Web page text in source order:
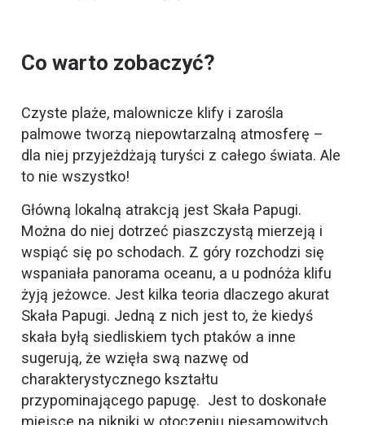
Co warto zobaczyć?
Czyste plaże, malownicze klify i zarośla
palmowe tworzą niepowtarzalną atmosferę –
dla niej przyjeżdżają turyści z całego świata. Ale
to nie wszystko!
Główną lokalną atrakcją jest Skała Papugi.
Można do niej dotrzeć piaszczystą mierzeją i
wspiąć się po schodach. Z góry rozchodzi się
wspaniała panorama oceanu, a u podnóża klifu
żyją jeżowce. Jest kilka teoria dlaczego akurat
Skała Papugi. Jedną z nich jest to, że kiedyś
skała byłą siedliskiem tych ptaków a inne
sugerują, że wzięła swą nazwę od
charakterystycznego kształtu
przypominającego papugę. Jest to doskonałe
miejsce na pikniki w otoczeniu niesamowitych